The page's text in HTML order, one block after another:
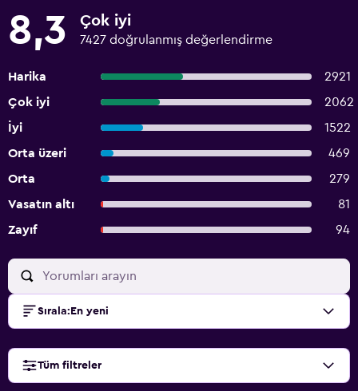
8,3 Çok iyi
7427 doğrulanmış değerlendirme
Harika
2921
Çok iyi
2062
İyi
1522
Orta üzeri
469
Orta
279
Vasatın altı
81
Zayıf
94
Sırala: En yeni
Tüm filtreler